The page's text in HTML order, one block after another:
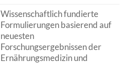
Wissenschaftlich fundierte
Formulierungen basierend auf
neuesten
Forschungsergebnissen der
Ernährungsmedizin und